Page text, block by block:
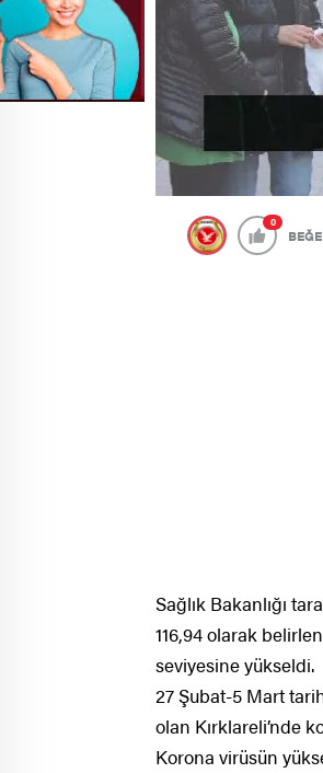
0
Sağlık Bakanlığı
116,94 olarak
seviyesine yükseldi.
27 Şubat-5 Mart
olan Kırklareli’nde
Korona virüsün